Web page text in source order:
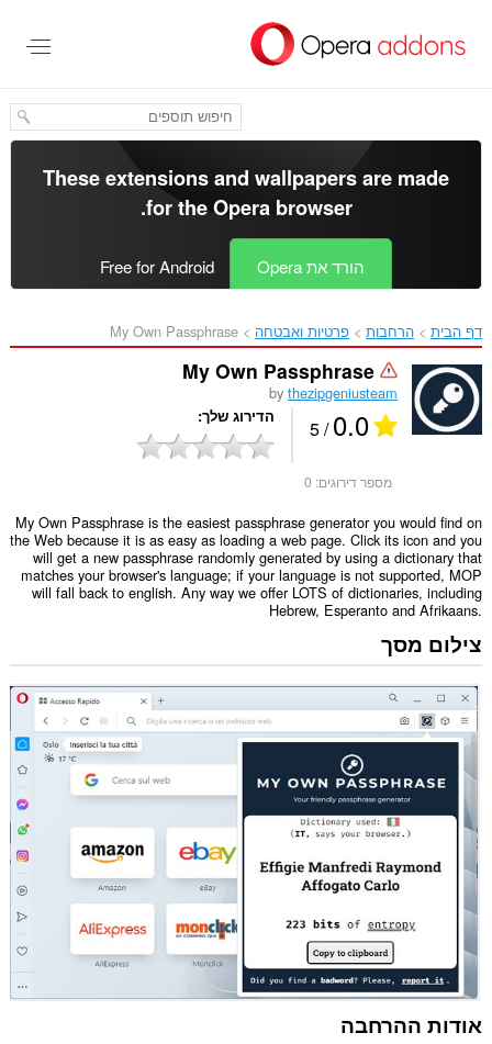
העיקרי
These extensions and wallpapers are made
for theOpera browser
.
הורד את Opera Free for Android
דף הבית הרחבות פרטיות ואבטחה My Own Passphrase‎
My Own Passphrase
bythezipgeniusteam
0.0
/ 5 הדירוג שלך
מספר דירוגים: 0
My Own Passphrase is the easiest passphrase generator you would find on
the Web because it is as easy as loading a web page. Click its icon and you
will get a new passphrase randomly generated by using a dictionary that
matches your browser's language; if your language is not supported, MOP
will fall back to english. Any way we offer LOTS of dictionaries, including
Hebrew, Esperanto and Afrikaans.
צילום מסך
אודות ההרחבה